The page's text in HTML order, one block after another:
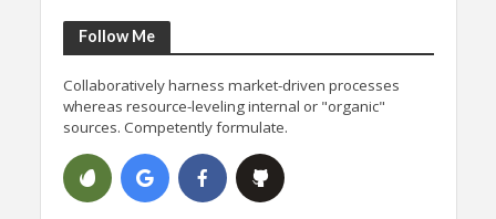
Follow Me
Collaboratively harness market-driven processes
whereas resource-leveling internal or "organic"
sources. Competently formulate.